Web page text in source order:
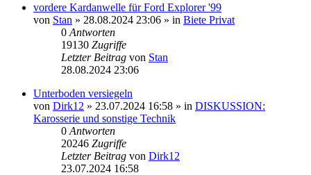
vordere Kardanwelle für Ford Explorer '99
von Stan » 28.08.2024 23:06 » in Biete Privat
0 Antworten
19130 Zugriffe
Letzter Beitrag von Stan
28.08.2024 23:06
Unterboden versiegeln
von Dirk12 » 23.07.2024 16:58 » in DISKUSSION:
Karosserie und sonstige Technik
0 Antworten
20246 Zugriffe
Letzter Beitrag von Dirk12
23.07.2024 16:58